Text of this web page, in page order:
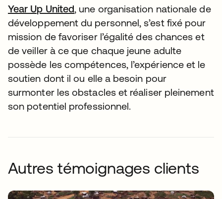
Year Up United, une organisation nationale de
développement du personnel, s’est fixé pour
mission de favoriser l’égalité des chances et
de veiller à ce que chaque jeune adulte
possède les compétences, l’expérience et le
soutien dont il ou elle a besoin pour
surmonter les obstacles et réaliser pleinement
son potentiel professionnel.
Autres témoignages clients